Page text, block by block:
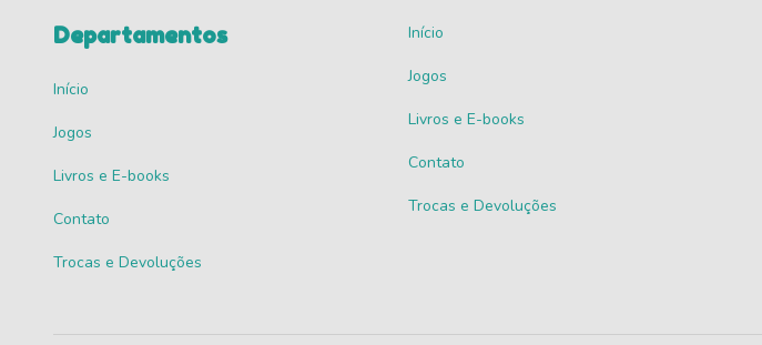
Departamentos
Início
Jogos
Livros e E-books
Contato
Trocas e Devoluções
Início
Jogos
Livros e E-books
Contato
Trocas e Devoluções